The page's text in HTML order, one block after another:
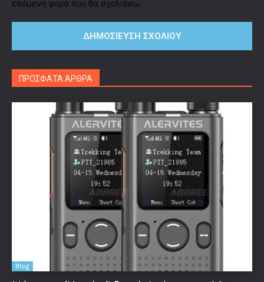
επόμενη φορά που θα σχολιάσω.
ΠΡΟΣΦΑΤΑ ΑΡΘΡΑ
Blog